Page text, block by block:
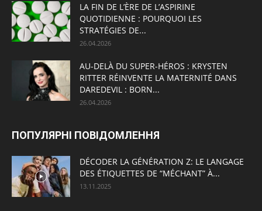
LA FIN DE L’ÈRE DE L’ASPIRINE
QUOTIDIENNE : POURQUOI LES
STRATÉGIES DE...
26.04.2026
AU-DELÀ DU SUPER-HÉROS : KRYSTEN
RITTER RÉINVENTE LA MATERNITÉ DANS
DAREDEVIL : BORN...
26.04.2026
ПОПУЛЯРНІ ПОВІДОМЛЕННЯ
DÉCODER LA GÉNÉRATION Z: LE LANGAGE
DES ÉTIQUETTES DE “MÉCHANT” À...
13.11.2025